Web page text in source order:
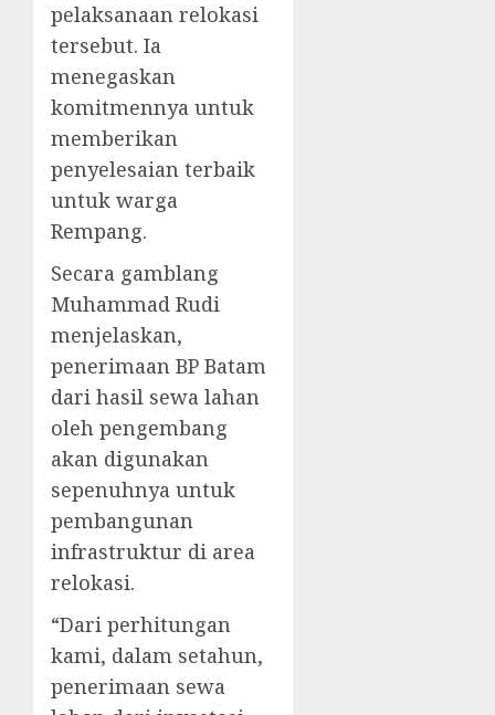
pelaksanaan relokasi
tersebut. Ia
menegaskan
komitmennya untuk
memberikan
penyelesaian terbaik
untuk warga
Rempang.
Secara gamblang
Muhammad Rudi
menjelaskan,
penerimaan BP Batam
dari hasil sewa lahan
oleh pengembang
akan digunakan
sepenuhnya untuk
pembangunan
infrastruktur di area
relokasi.
“Dari perhitungan
kami, dalam setahun,
penerimaan sewa